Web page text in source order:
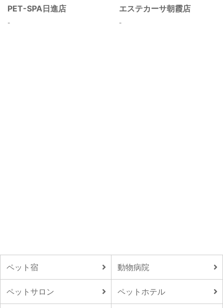
PET-SPA日進店
-
エステカーサ朝霞店
-
ペット宿 動物病院
ペットサロン ペットホテル